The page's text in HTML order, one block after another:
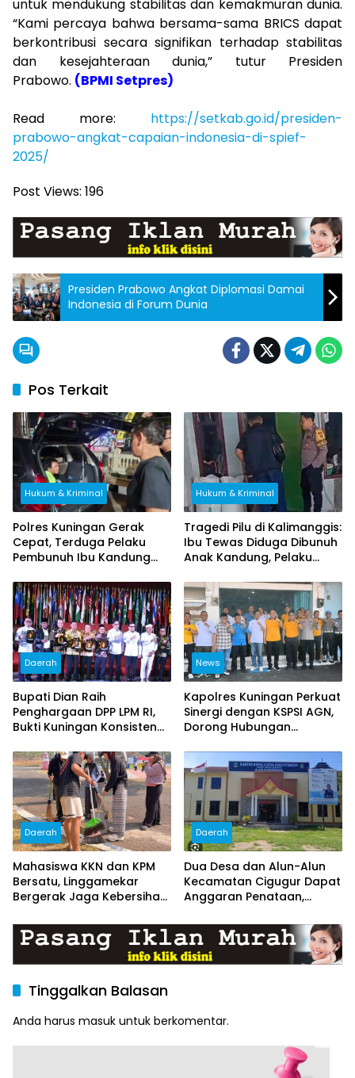
untuk mendukung stabilitas dan kemakmuran dunia.
“Kami percaya bahwa bersama-sama BRICS dapat
berkontribusi secara signifikan terhadap stabilitas
dan kesejahteraan dunia,” tutur Presiden
Prabowo. (BPMI Setpres)
Read more: https://setkab.go.id/presiden-
prabowo-angkat-capaian-indonesia-di-spief-
2025/
Post Views: 196
Presiden Prabowo Angkat Diplomasi Damai
Indonesia di Forum Dunia
Pos Terkait
Hukum & Kriminal
Polres Kuningan Gerak
Cepat, Terduga Pelaku
Pembunuh Ibu Kandung
Hukum & Kriminal
Tragedi Pilu di Kalimanggis:
Ibu Tewas Diduga Dibunuh
Anak Kandung, Pelaku
Daerah
Bupati Dian Raih
Penghargaan DPP LPM RI,
Bukti Kuningan Konsisten
News
Kapolres Kuningan Perkuat
Sinergi dengan KSPSI AGN,
Dorong Hubungan
Daerah
Mahasiswa KKN dan KPM
Bersatu, Linggamekar
Bergerak Jaga Kebersihan
Daerah
Dua Desa dan Alun-Alun
Kecamatan Cigugur Dapat
Anggaran Penataan,
Publik yang Lebih Terang
dan Nyaman
Tinggalkan Balasan
Anda harus masuk untuk berkomentar.